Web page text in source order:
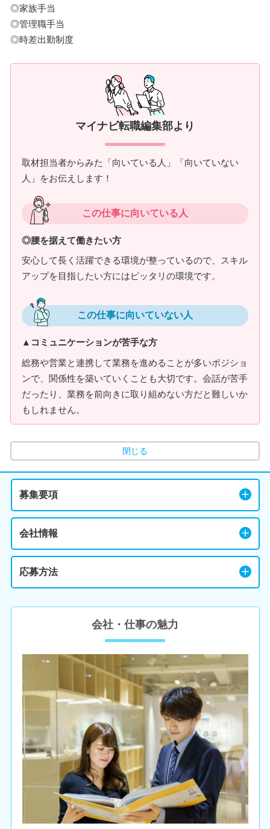
◎家族手当
◎管理職手当
◎時差出勤制度
マイナビ転職編集部より
取材担当者からみた「向いている人」「向いていない
人」をお伝えします！
この仕事に向いている人
◎腰を据えて働きたい方
安心して長く活躍できる環境が整っているので、スキル
アップを目指したい方にはピッタリの環境です。
この仕事に向いていない人
▲コミュニケーションが苦手な方
総務や営業と連携して業務を進めることが多いポジショ
ンで、関係性を築いていくことも大切です。会話が苦手
だったり、業務を前向きに取り組めない方だと難しいか
もしれません。
閉じる
募集要項
会社情報
応募方法
会社・仕事の魅力